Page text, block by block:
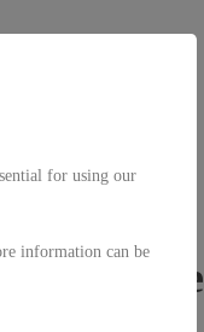
Store
for using our
information can be